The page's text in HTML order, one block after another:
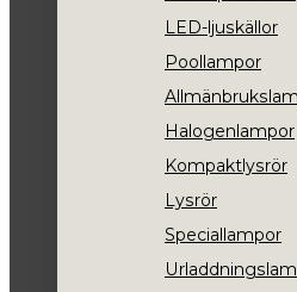
LED-ljuskällor
Poollampor
Halogenlampor
Kompaktlysrör
Lysrör
Speciallampor